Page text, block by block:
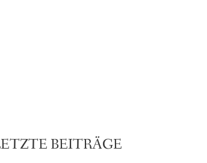
BEITRÄGE